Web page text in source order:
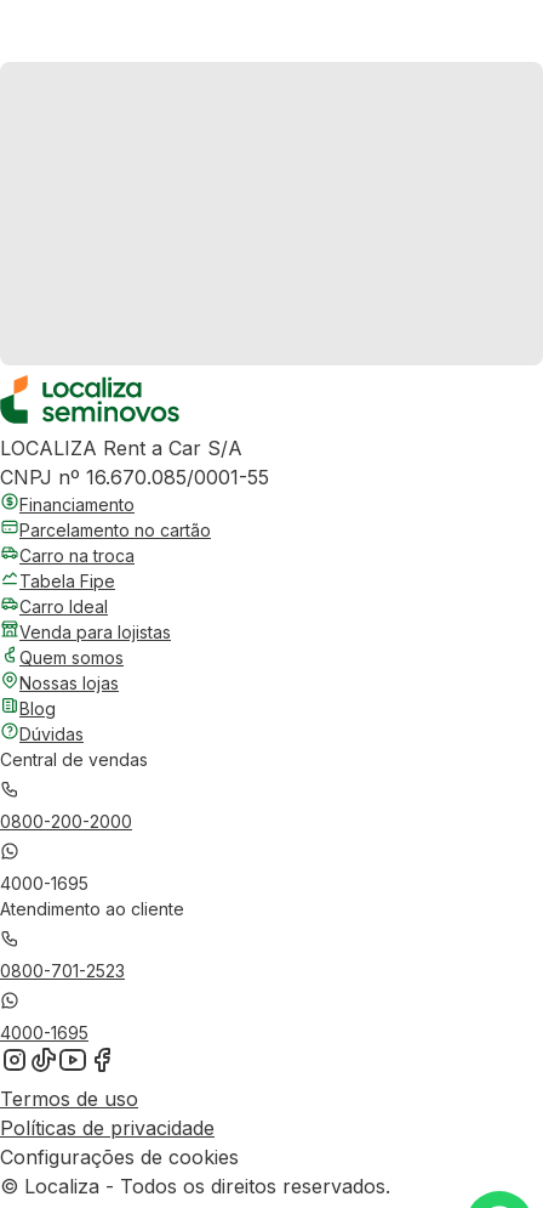
LOCALIZA Rent a Car S/A
CNPJ nº 16.670.085/0001-55
Financiamento
Parcelamento no cartão
Carro na troca
Tabela Fipe
Carro Ideal
Venda para lojistas
Quem somos
Nossas lojas
Blog
Dúvidas
Central de vendas
0800-200-2000
4000-1695
Atendimento ao cliente
0800-701-2523
4000-1695
Termos de uso
Políticas de privacidade
Configurações de cookies
© Localiza - Todos os direitos reservados.